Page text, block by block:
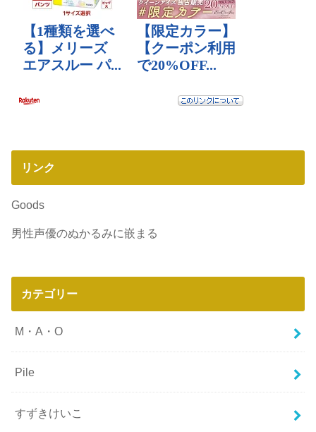
リンク
Goods
男性声優のぬかるみに嵌まる
カテゴリー
M・A・O
Pile
すずきけいこ